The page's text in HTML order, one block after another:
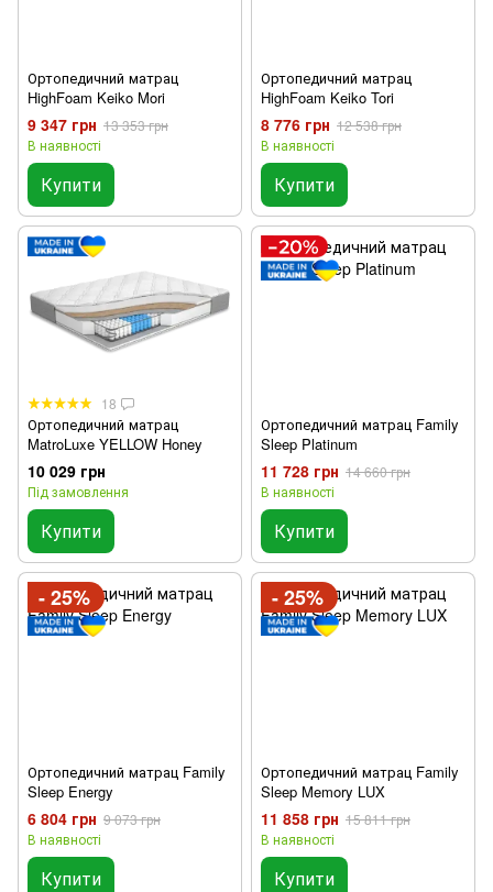
Ортопедичний матрац
HighFoam Keiko Mori
9 347 грн 13 353 грн
В наявності
Купити
Ортопедичний матрац
HighFoam Keiko Tori
8 776 грн 12 538 грн
В наявності
Купити
18
Ортопедичний матрац
MatroLuxe YELLOW Honey
10 029 грн
Під замовлення
Купити
Ортопедичний матрац Family
Sleep Platinum
11 728 грн 14 660 грн
В наявності
Купити
- 25%
Ортопедичний матрац Family
Sleep Energy
6 804 грн 9 073 грн
В наявності
Купити
- 25%
Ортопедичний матрац Family
Sleep Memory LUX
11 858 грн 15 811 грн
В наявності
Купити